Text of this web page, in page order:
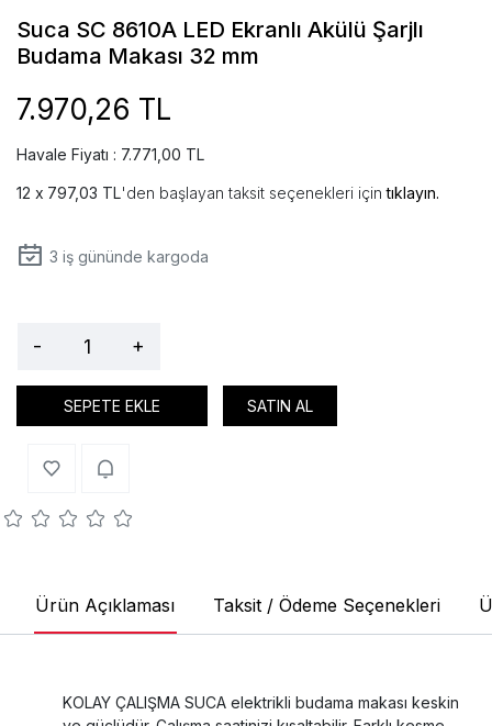
Suca SC 8610A LED Ekranlı Akülü Şarjlı
Budama Makası 32 mm
7.970,26 TL
Havale Fiyatı : 7.771,00 TL
797,03 TL'den başlayan taksit seçenekleri içintıklayın.
3 iş gününde kargoda
- +
SEPETE EKLE SATIN AL
Ürün Açıklaması Taksit / Ödeme Seçenekleri
KOLAY ÇALIŞMA SUCA elektrikli budama makası keskin